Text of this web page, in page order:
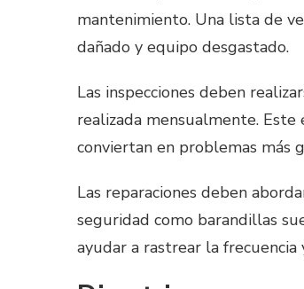
mantenimiento. Una lista de
dañado y equipo desgastado.
Las inspecciones deben
realizada mensualmente.
conviertan en problemas más
Las reparaciones deben
seguridad como barandillas
ayudar a rastrear la frecuencia